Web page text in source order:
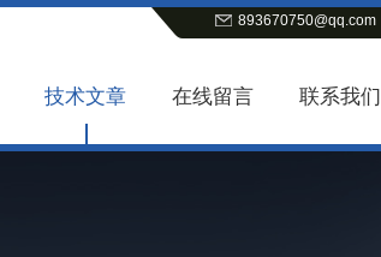
893670750@qq.com
技术文章 在线留言 联系我们